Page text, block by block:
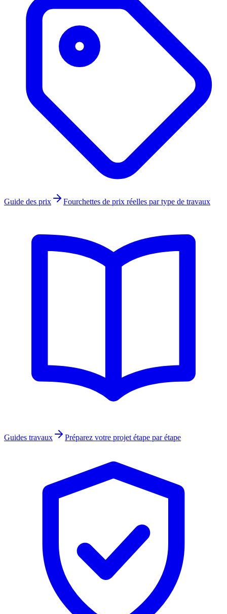
Guide des prix Fourchettes de prix réelles par type de travaux
Guides travaux Préparez votre projet étape par étape